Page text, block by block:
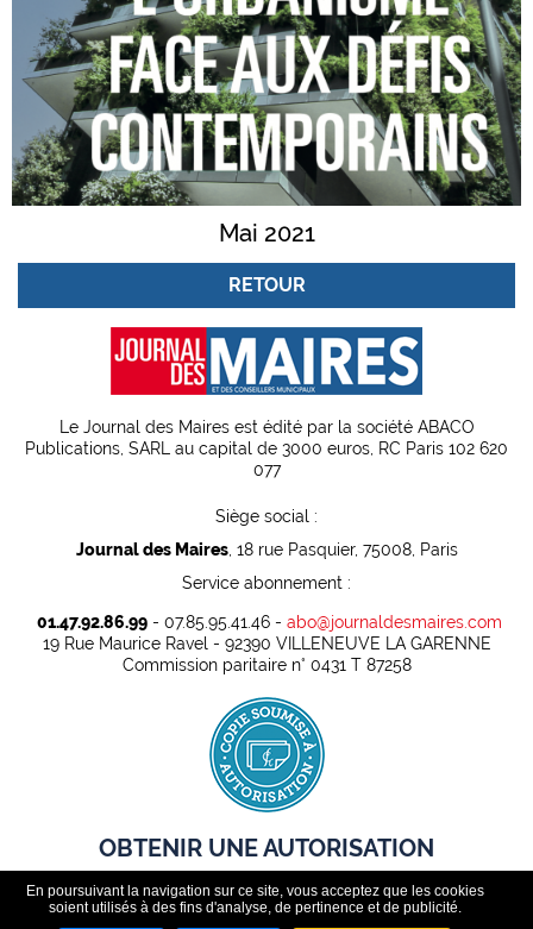
En poursuivant la navigation sur ce site, vous acceptez que les cookies
soient utilisés à des fins d'analyse, de pertinence et de publicité.
Mai 2021
RETOUR
Le Journal des Maires est édité par la société ABACO
Publications, SARL au capital de 3000 euros, RC Paris 102 620
077
Siège social :
Journal des Maires, 18 rue Pasquier, 75008, Paris
Service abonnement :
01.47.92.86.99- 07.85.95.41.46 - abo@journaldesmaires.com
19 Rue Maurice Ravel - 92390 VILLENEUVE LA GARENNE
Commission paritaire n° 0431 T 87258
OBTENIR UNE AUTORISATION
Pour pouvoir rediffuser légalement des contenus presse dans
un cadre professionnel, toute organisation doit au préalable